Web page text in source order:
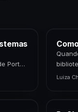
Porte
Luiza